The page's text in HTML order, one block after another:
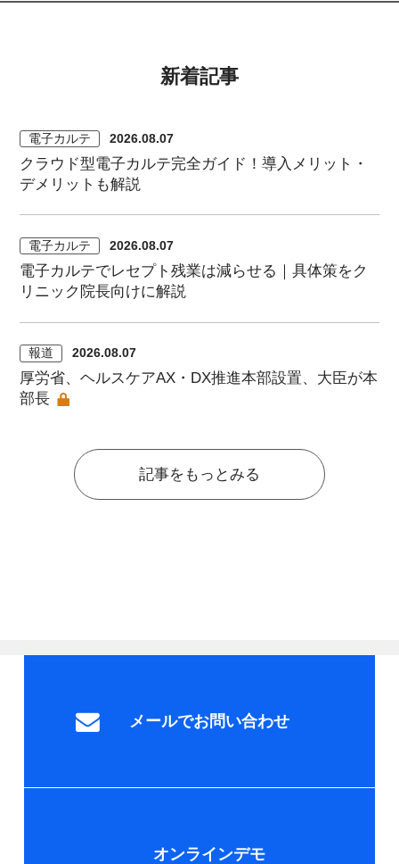
新着記事
電子カルテ 2026.08.07
クラウド型電子カルテ完全ガイド！導入メリット・
デメリットも解説
電子カルテ 2026.08.07
電子カルテでレセプト残業は減らせる｜具体策をク
リニック院長向けに解説
報道 2026.08.07
厚労省、ヘルスケアAX・DX推進本部設置、大臣が本
部長
記事をもっとみる
メールでお問い合わせ
オンラインデモ